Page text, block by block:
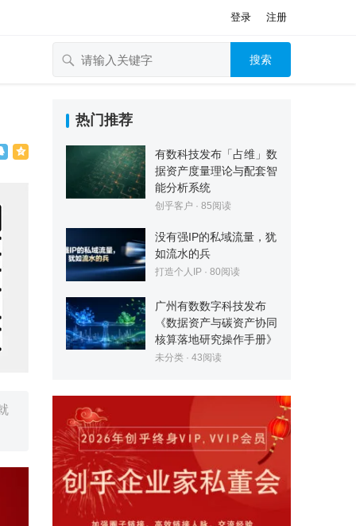
登录 注册
搜索
热门推荐
有数科技发布「占维」数
据资产度量理论与配套智
能分析系统
创乎客户 · 85阅读
没有强IP的私域流量，犹
如流水的兵
打造个人IP · 80阅读
广州有数数字科技发布
《数据资产与碳资产协同
核算落地研究操作手册》
未分类 · 43阅读